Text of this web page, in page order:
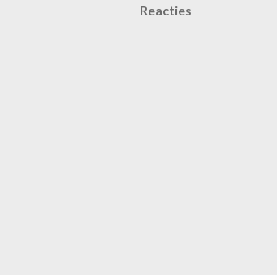
Reacties